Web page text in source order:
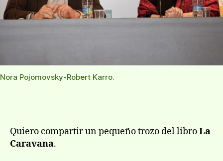
Nora Pojomovsky-Robert Karro.
Quiero compartir un pequeño trozo del libroLa
Caravana.